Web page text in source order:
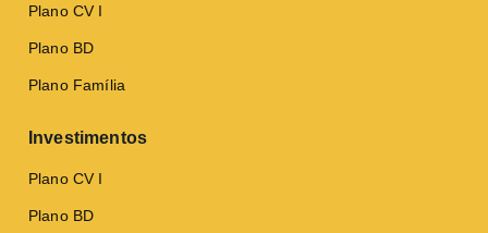
Plano CV I
Plano BD
Plano Família
Investimentos
Plano CV I
Plano BD